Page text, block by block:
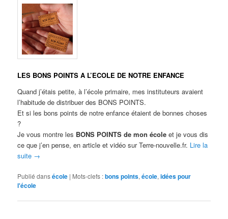
LES BONS POINTS A L’ECOLE DE NOTRE ENFANCE
Quand j’étais petite, à l’école primaire, mes instituteurs avaient
l’habitude de distribuer des BONS POINTS.
Et si les bons points de notre enfance étaient de bonnes choses
?
Je vous montre les BONS POINTS de mon école et je vous dis
ce que j’en pense, en article et vidéo sur Terre-nouvelle.fr. Lire la
suite →
Publié dansécole | Mots-clefs :bons points,école,idées pour
l'école